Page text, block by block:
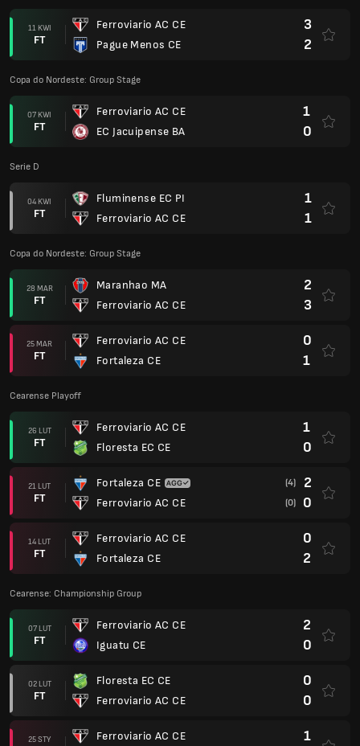
11 KWI
FT
Ferroviario AC CE
Pague Menos CE
3
2
Copa do Nordeste: Group Stage
07 KWI
FT
Ferroviario AC CE
EC Jacuipense BA
1
0
Serie D
04 KWI
FT
Fluminense EC PI
Ferroviario AC CE
1
1
Copa do Nordeste: Group Stage
28 MAR
FT
Maranhao MA
Ferroviario AC CE
2
3
25 MAR
FT
Ferroviario AC CE
Fortaleza CE
0
1
Cearense Playoff
26 LUT
FT
Ferroviario AC CE
Floresta EC CE
1
0
21 LUT
FT
Fortaleza CE
Ferroviario AC CE
(4) 2
(0) 0
14 LUT
FT
Ferroviario AC CE
Fortaleza CE
0
2
Cearense: Championship Group
07 LUT
FT
Ferroviario AC CE
Iguatu CE
2
0
02 LUT
FT
Floresta EC CE
Ferroviario AC CE
0
0
25 STY
Ferroviario AC CE
1